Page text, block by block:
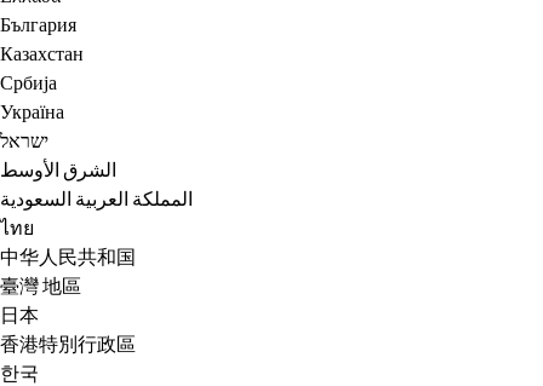
България
Казахстан
Србија
Україна
ישראל
الشرق الأوسط
المملكة العربية السعودية
ไทย
中华人民共和国
臺灣 地區
日本
香港特別行政區
한국